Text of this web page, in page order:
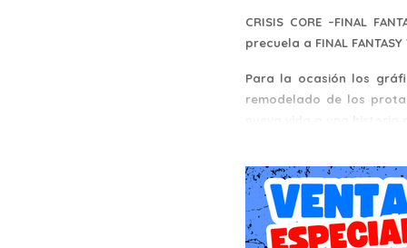
CRISIS CORE –FINAL
precuela a FINAL FANTASY
Para la ocasión los
remodelado de los
que acabó salvando el
tenía en sus manos el
gloria a Cloud se narra
gráfica.